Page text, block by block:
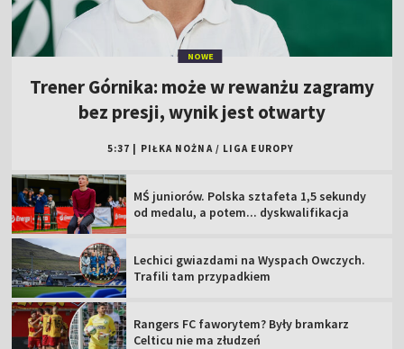
NOWE
Trener Górnika: może w rewanżu zagramy
bez presji, wynik jest otwarty
5:37 PIŁKA NOŻNA / LIGA EUROPY
MŚ juniorów. Polska sztafeta 1,5 sekundy
od medalu, a potem... dyskwalifikacja
Lechici gwiazdami na Wyspach Owczych.
Trafili tam przypadkiem
Rangers FC faworytem? Były bramkarz
Celticu nie ma złudzeń